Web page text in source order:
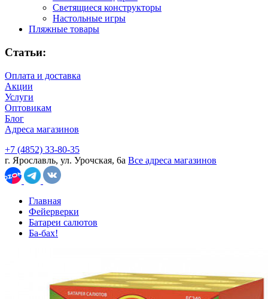
Светящиеся конструкторы
Настольные игры
Пляжные товары
Статьи:
Оплата и доставка
Акции
Услуги
Оптовикам
Блог
Адреса магазинов
+7 (4852) 33-80-35
г. Ярославль, ул. Урочская, 6а Все адреса магазинов
Главная
Фейерверки
Батареи салютов
Ба-бах!